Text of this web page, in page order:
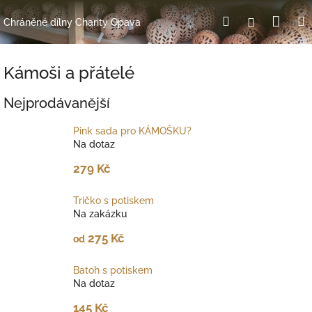
Přejít
na
obsah
Chráněné dílny Charity Opava HledatPřihlášení
Kámoši a přátelé
Nejprodávanější
Pink sada pro KÁMOŠKU?
Na dotaz
279 Kč
Tričko s potiskem
Na zakázku
od 275 Kč
Batoh s potiskem
Na dotaz
145 Kč